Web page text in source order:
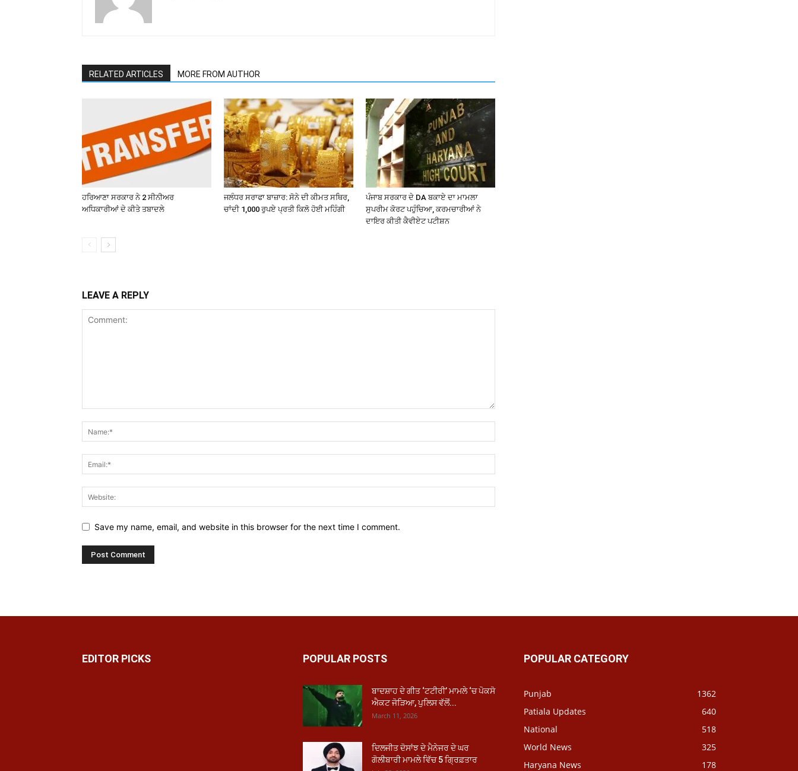
RELATED ARTICLES MORE FROM AUTHOR
ਹਰਿਆਣਾ ਸਰਕਾਰ ਨੇ 2 ਸੀਨੀਅਰ
ਅਧਿਕਾਰੀਆਂ ਦੇ ਕੀਤੇ ਤਬਾਦਲੇ
ਜਲੰਧਰ ਸਰਾਫਾ ਬਾਜ਼ਾਰ: ਸੋਨੇ ਦੀ ਕੀਮਤ ਸਥਿਰ,
ਚਾਂਦੀ 1,000 ਰੁਪਏ ਪ੍ਰਤੀ ਕਿਲੋ ਹੋਈ ਮਹਿੰਗੀ
ਪੰਜਾਬ ਸਰਕਾਰ ਦੇ DA ਬਕਾਏ ਦਾ ਮਾਮਲਾ
ਸੁਪਰੀਮ ਕੋਰਟ ਪਹੁੰਚਿਆ, ਕਰਮਚਾਰੀਆਂ ਨੇ
ਦਾਇਰ ਕੀਤੀ ਕੈਵੀਏਟ ਪਟੀਸ਼ਨ
LEAVE A REPLY
Save my name, email, and website in this browser for the next time I comment.
EDITOR PICKS POPULAR POSTS
ਬਾਦਸ਼ਾਹ ਦੇ ਗੀਤ ‘ਟਟੀਰੀ’ ਮਾਮਲੇ ‘ਚ ਪੋਕਸੋ
ਐਕਟ ਜੋੜਿਆ, ਪੁਲਿਸ ਵੱਲੋਂ...
March 11, 2026
ਦਿਲਜੀਤ ਦੋਸਾਂਝ ਦੇ ਮੈਨੇਜਰ ਦੇ ਘਰ
ਗੋਲੀਬਾਰੀ ਮਾਮਲੇ ਵਿੱਚ 5 ਗ੍ਰਿਫ਼ਤਾਰ
POPULAR CATEGORY
Punjab
1362
Patiala Updates
640
National
518
World News
325
Haryana News
178